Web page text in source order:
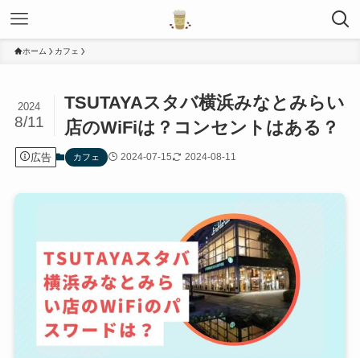
ホーム カフェ
TSUTAYAスタバ横浜みなとみらい
店のWiFiは？コンセントはある？
2024
8/11
広告 カフェ 2024-07-15 2024-08-11